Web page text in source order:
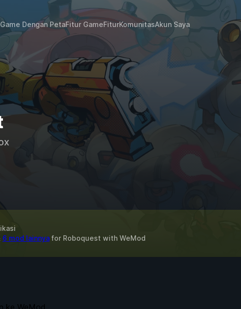
Game Dengan PetaFitur GameFiturKomunitasAkun Saya
6 mod lainnyafor Roboquest with WeMod
ke WeMod